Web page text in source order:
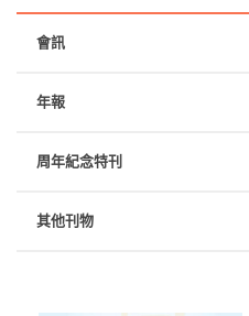
會訊
年報
周年紀念特刊
其他刊物